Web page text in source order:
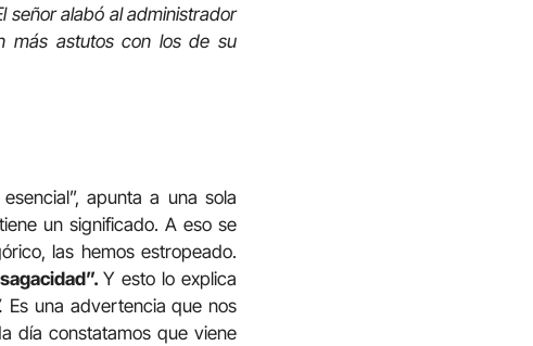
señor alabó al administrador
más astutos con los de su
apunta a una sola
un significado. A eso se
las hemos estropeado.
Y esto lo explica
Es una advertencia que nos
día constatamos que viene